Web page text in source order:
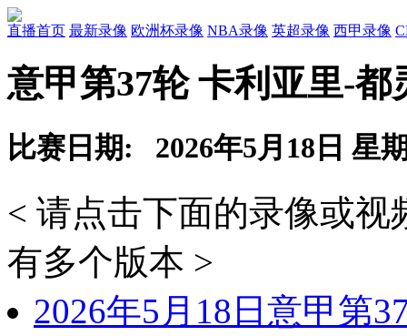
直播首页 最新录像 欧洲杯录像 NBA录像 英超录像 西甲录像
意甲第37轮 卡利亚里-
比赛日期: 2026年5月18日 星
< 请点击下面的录像或
有多个版本 >
2026年5月18日意甲第